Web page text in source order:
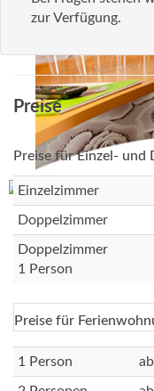
zur Verfügung.
Preise
Preise für Einzel- und
Einzelzimmer
Doppelzimmer
Doppelzimmer
1 Person
Preise für
1 Person